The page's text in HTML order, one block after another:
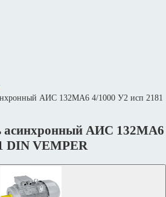
АИС 132МA6 4/1000 У2 исп 2181
асинхронный АИС 132МA6
DIN VEMPER